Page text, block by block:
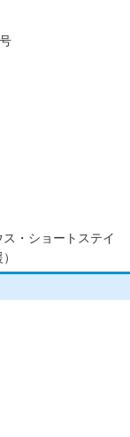
・ショートステイ